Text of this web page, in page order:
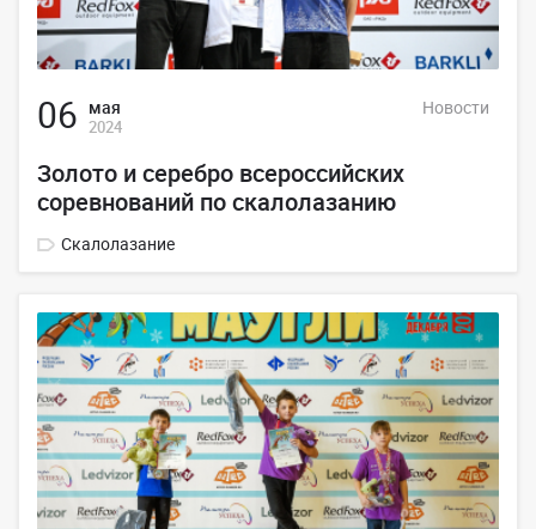
06 мая
2024
Новости
Золото и серебро всероссийских
соревнований по скалолазанию
Скалолазание